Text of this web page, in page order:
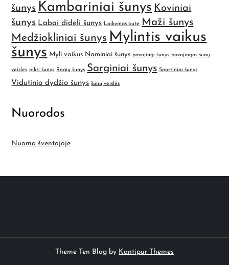
šunys Kambariniai šunys Koviniai
šunys Labai dideli šunys Laikymas bute
Maži šunys
Medžiokliniai šunys Mylintis vaikus
šunys Myli vaikus Naminiai šunys pavojingi šunys pavojingos šunų
veisles pikti šunys Rogių šunys Sarginiai šunys Sportiniai šunys
Vidutinio dydžio šunys šunų veislės
Nuorodos
Nuoma šventojoje
Theme Ten Blog by Kantipur Themes